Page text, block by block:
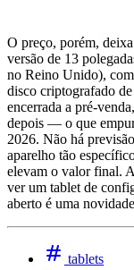
O preço, porém,
versão de 13
no Reino Unido),
disco criptografado
encerrada a pré-
depois — o que
2026. Não há
aparelho tão
elevam o valor final.
ver um tablet de
aberto é uma
tablets